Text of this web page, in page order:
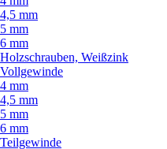
4,5 mm
5 mm
6 mm
Holzschrauben, Weißzink
Vollgewinde
4 mm
4,5 mm
5 mm
6 mm
Teilgewinde